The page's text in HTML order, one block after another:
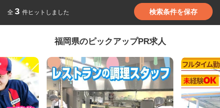
全 3 件ヒットしました 検索条件を保存
福岡県のピックアップPR求人